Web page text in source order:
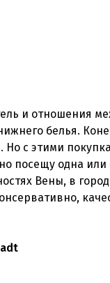
и отношения
белья.
с этими
посещу одна
Вены, в